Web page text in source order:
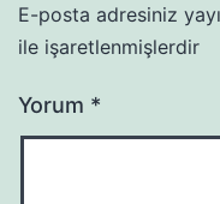
E-posta adresiniz
ile işaretlenmişlerdir
Yorum *